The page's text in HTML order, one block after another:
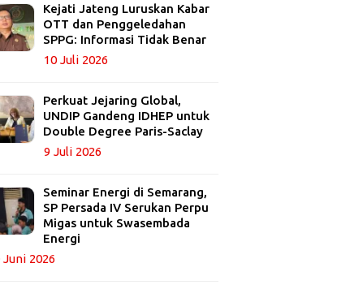
Kejati Jateng Luruskan Kabar
OTT dan Penggeledahan
SPPG: Informasi Tidak Benar
10 Juli 2026
Perkuat Jejaring Global,
UNDIP Gandeng IDHEP untuk
Double Degree Paris-Saclay
9 Juli 2026
Seminar Energi di Semarang,
SP Persada IV Serukan Perpu
Migas untuk Swasembada
Energi
Juni 2026